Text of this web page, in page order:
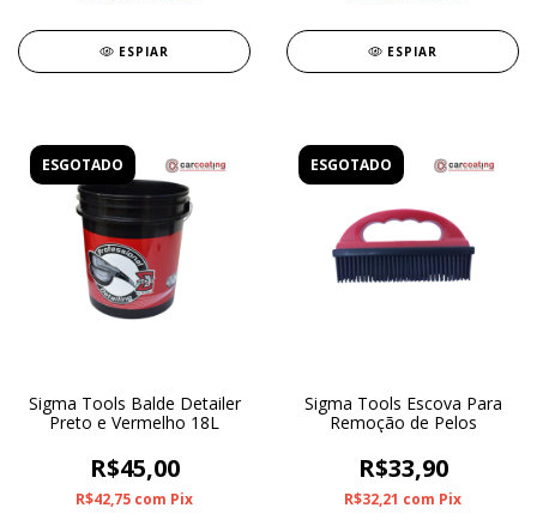
ESPIAR ESPIAR
ESGOTADO
Sigma Tools Balde Detailer
Preto e Vermelho 18L
R$45,00
R$42,75 com Pix
ESGOTADO
Sigma Tools Escova Para
Remoção de Pelos
R$33,90
R$32,21 com Pix